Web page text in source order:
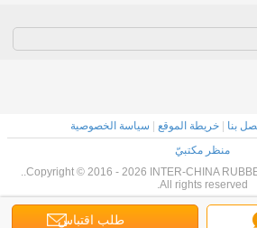
الإزالة
طلب اقتباس
بنا |خريطة الموقع
سياسة الخصوصية
منظر مكتبيّ
Copyright © 2016 - 2026 INTER-CHINA
All rights reserved.